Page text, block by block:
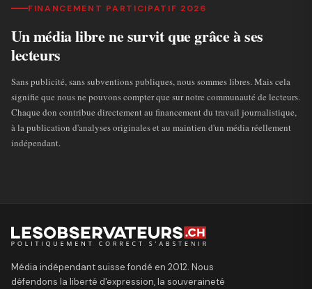
FINANCEMENT PARTICIPATIF 2026
Un média libre ne survit que grâce à ses
lecteurs
Sans publicité, sans subventions publiques, nous sommes libres. Mais cela
signifie que nous ne pouvons compter que sur notre communauté de lecteurs.
Chaque don contribue directement au financement du travail journalistique,
à la publication d'analyses originales et au maintien d'un média réellement
indépendant.
Média indépendant suisse fondé en 2012. Nous
défendons la liberté d'expression, la souveraineté